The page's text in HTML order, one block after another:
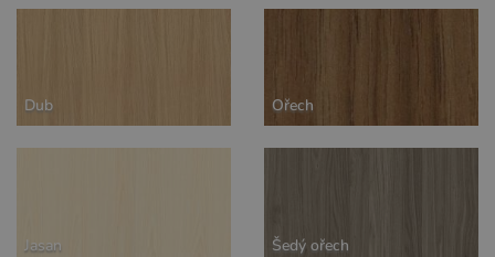
Dub Ořech
Jasan Šedý ořech